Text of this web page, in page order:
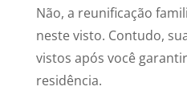
Não, a reunificação
neste visto. Contudo,
vistos após você
residência.